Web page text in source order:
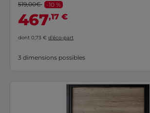
519,00€ -10 %
467,17 €
dont 0,73 € d’éco-part
3 dimensions possibles